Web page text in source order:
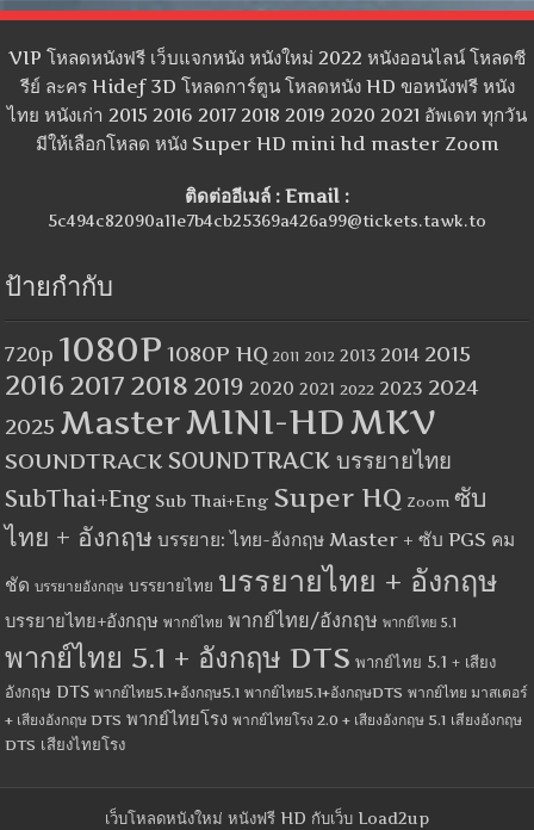
VIP โหลดหนังฟรี เว็บแจกหนัง หนังใหม่ 2022 หนังออนไลน์ โหลดซี
รีย์ ละคร Hidef 3D โหลดการ์ตูน โหลดหนัง HD ขอหนังฟรี หนัง
ไทย หนังเก่า 2015 2016 2017 2018 2019 2020 2021 อัพเดท ทุกวัน
มีให้เลือกโหลด หนัง Super HD mini hd master Zoom
ติดต่ออีเมล์ : Email :
5c494c82090a11e7b4cb25369a426a99@tickets.tawk.to
ป้ายกำกับ
720p 1080P 1080P HQ 2011 2012 2013 2014 2015
2016 2017 2018 2019 2020 2021 2022 2023 2024
2025 MasterMINI-HDMKV
SOUNDTRACK SOUNDTRACK บรรยายไทย
SubThai+Eng Sub Thai+Eng Super HQ Zoom ซับ
ไทย + อังกฤษ บรรยาย: ไทย-อังกฤษ Master + ซับ PGS คม
ชัด บรรยายอังกฤษ บรรยายไทย บรรยายไทย + อังกฤษ
บรรยายไทย+อังกฤษ พากย์ไทย พากย์ไทย/อังกฤษ พากย์ไทย 5.1
พากย์ไทย 5.1 + อังกฤษ DTS พากย์ไทย 5.1 + เสียง
อังกฤษ DTS พากย์ไทย5.1+อังกฤษ5.1 พากย์ไทย5.1+อังกฤษDTS พากย์ไทย มาสเตอร์
+ เสียงอังกฤษ DTS พากย์ไทยโรง พากย์ไทยโรง 2.0 + เสียงอังกฤษ 5.1 เสียงอังกฤษ
DTS เสียงไทยโรง
เว็บโหลดหนังใหม่ หนังฟรี HD กับเว็บ Load2up